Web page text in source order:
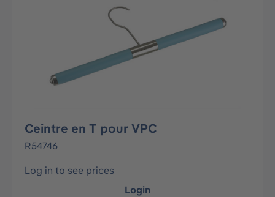
Ceintre en T pour VPC
R54746
Log in to see prices
Login